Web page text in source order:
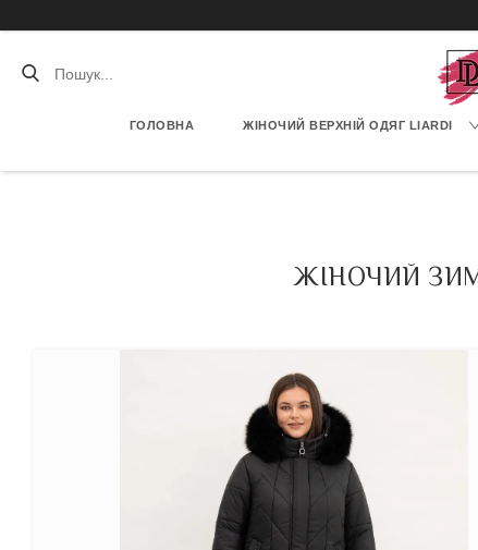
ГОЛОВНА ЖІНОЧИЙ ВЕРХНІЙ ОДЯГ LIARDI
ЖІНОЧИЙ